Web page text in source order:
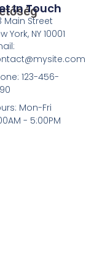
In Touch
Main Street
York, NY 10001
123-456-
Mon-Fri
- 5:00PM